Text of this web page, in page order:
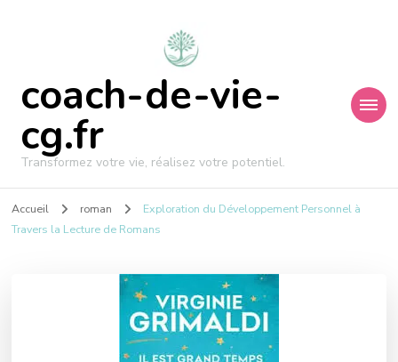
coach-de-vie-
cg.fr
Transformez votre vie, réalisez votre potentiel.
Accueil roman
Exploration du Développement Personnel à
Travers la Lecture de Romans